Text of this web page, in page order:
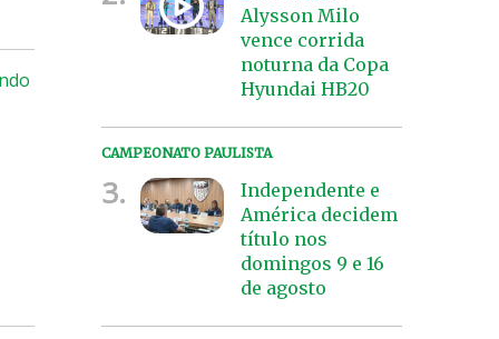
Alysson Milo
vence corrida
noturna da Copa
Hyundai HB20
CAMPEONATO PAULISTA
3.
Independente e
América decidem
título nos
domingos 9 e 16
de agosto